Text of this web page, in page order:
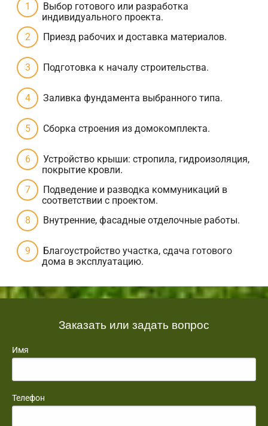
Выбор готового или разработка
индивидуального проекта.
Приезд рабочих и доставка материалов.
Подготовка к началу строительства.
Заливка фундамента выбранного типа.
Сборка строения из домокомплекта.
Устройство крыши: стропила, гидроизоляция,
покрытие кровли.
Подведение и разводка коммуникаций в
соответствии с проектом.
Внутренние, фасадные отделочные работы.
Благоустройство участка, сдача готового
дома в эксплуатацию.
Заказать или задать вопрос
Имя
Телефон